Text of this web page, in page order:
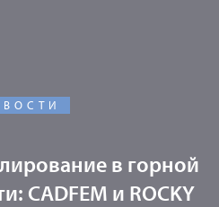
в горной
CADFEM и ROCKY